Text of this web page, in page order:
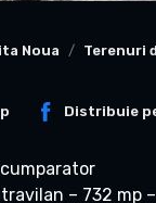
Noua Terenuri
Distribuie
cumparator
– 732 mp